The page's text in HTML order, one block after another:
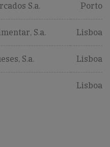
S.a. Porto
S.a. Lisboa
S.a. Lisboa
Lisboa